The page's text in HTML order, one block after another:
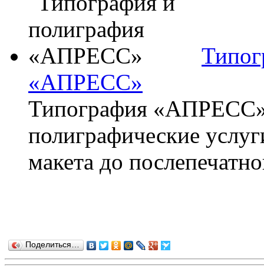
«АПРЕСС»
Типография «АПРЕСС»
полиграфические
макета до
Поделиться…